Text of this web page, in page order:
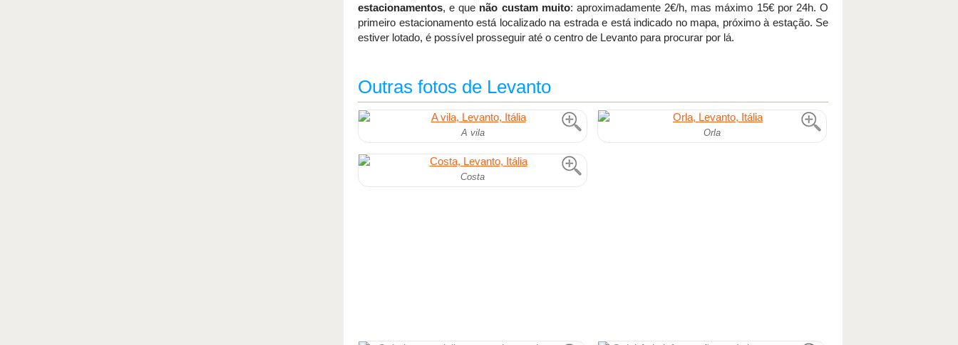
estacionamentos, e que não custam muito: aproximadamente 2€/h, mas máximo 15€ por 24h. O
primeiro estacionamento está localizado na estrada e está indicado no mapa, próximo à estação. Se
estiver lotado, é possível prosseguir até o centro de Levanto para procurar por lá.
Outras fotos de Levanto
A vila Orla
Costa